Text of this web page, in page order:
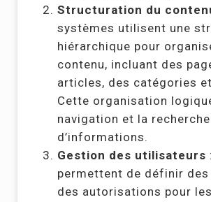
Structuration du
systèmes utilisent une
hiérarchique pour
contenu, incluant des
articles, des catégories
Cette organisation
navigation et la recherche
d’informations.
Gestion des utilisateurs
permettent de définir
des autorisations pour les